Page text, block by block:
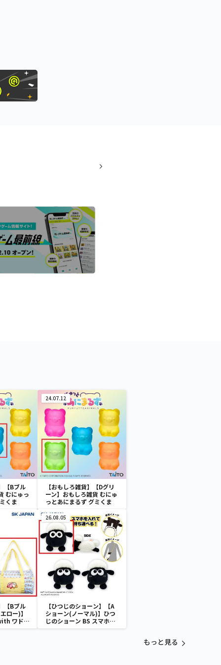
【Bブル
むにゅっ
くま
24.07.12
【おもしろ雑貨】【Dグリ
ーン】おもしろ雑貨 むにゅ
っとあにまるず グミくま
【Bブル
ロー)】
ワドル
グ
26.08.05
【ひつじのショーン】【A
ショーン(ノーマル)】ひつ
じのショーン BS スマホシ
ョーンルダー
もっと見る